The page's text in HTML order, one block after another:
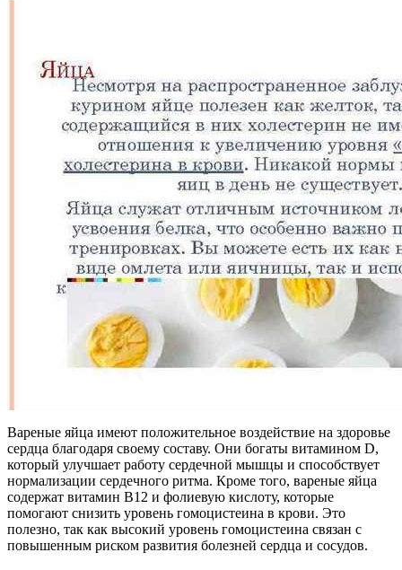
Вареные яйца имеют положительное воздействие на здоровье
сердца благодаря своему составу. Они богаты витамином D,
который улучшает работу сердечной мышцы и способствует
нормализации сердечного ритма. Кроме того, вареные яйца
содержат витамин B12 и фолиевую кислоту, которые
помогают снизить уровень гомоцистеина в крови. Это
полезно, так как высокий уровень гомоцистеина связан с
повышенным риском развития болезней сердца и сосудов.